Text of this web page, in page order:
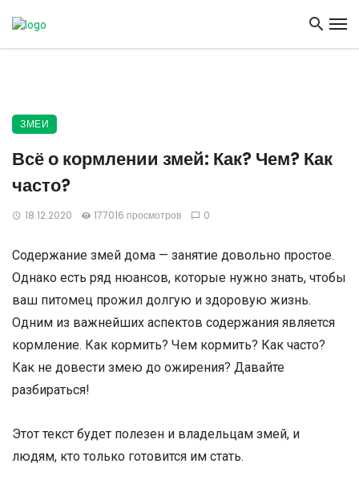
ЗМЕИ
Всё о кормлении змей: Как? Чем? Как
часто?
18.12.2020 177016 просмотров 0
Содержание змей дома — занятие довольно простое.
Однако есть ряд нюансов, которые нужно знать, чтобы
ваш питомец прожил долгую и здоровую жизнь.
Одним из важнейших аспектов содержания является
кормление. Как кормить? Чем кормить? Как часто?
Как не довести змею до ожирения? Давайте
разбираться!
Этот текст будет полезен и владельцам змей, и
людям, кто только готовится им стать.